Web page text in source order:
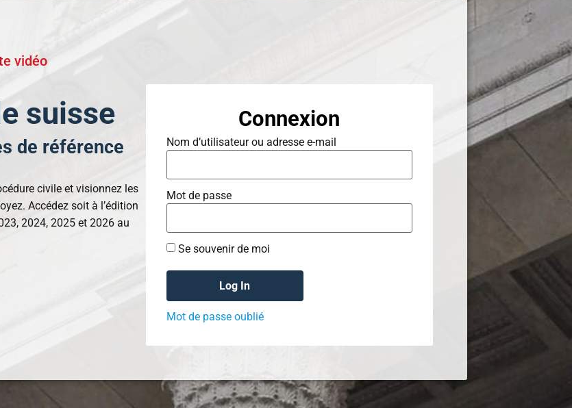
vidéo
suisse
de référence
civile et visionnez les
Accédez soit à l’édition
2024, 2025 et 2026 au
Connexion
Nom d’utilisateur ou adresse e-mail
Mot de passe
Se souvenir de moi
Mot de passe oublié